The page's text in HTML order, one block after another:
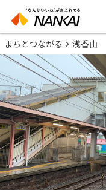
まちとつながる 浅香山